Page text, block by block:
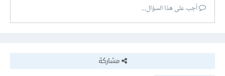
أجب على هذا السؤال...
مشاركة